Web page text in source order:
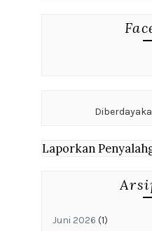
Laporkan
Juni 2026 (1)